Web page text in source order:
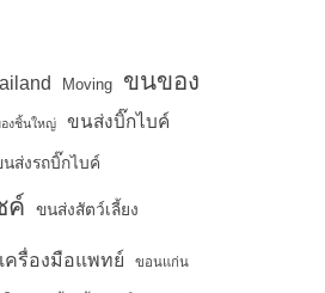
Moving ขนของ
งชิ้นใหญ่ ขนส่งบิ๊กไบค์
นส่งรถบิ๊กไบค์
ค์ ขนส่งสัตว์เลี้ยง
ครื่องมือแพทย์ ขอนแก่น